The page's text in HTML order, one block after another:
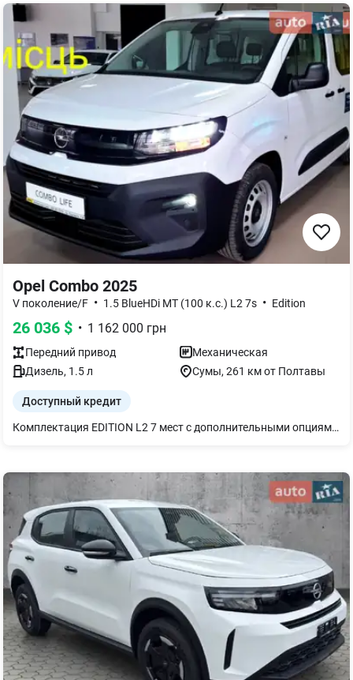
Opel Combo 2025
V поколение/F • 1.5 BlueHDi MT (100 к.с.) L2 7s • Edition
26 036 $ • 1 162 000 грн
Передний привод
Механическая
Дизель, 1.5л Сумы, 261 км от Полтавы
Доступный кредит
Комплектация EDITION L2 7 мест с дополнительными опциями: Третий ряд сидений: установленные на рельсах 2 индивидуальных сиденья со складными спинками, имеют продольную регулировку и возможность демонтажа - Сиденье водителя повышенного комфорта с регулировкой по высоте, подлокотником, поясничной поддержкой; - Система автоматического включения передних стеклоочистителей; - Противотуманные фары; - Светодиодные фары (EcoLED) - (доступно только при заказе IT02 и NB08)